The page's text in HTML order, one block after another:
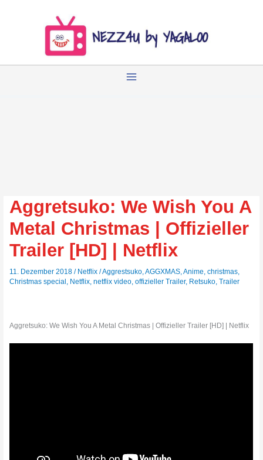
Aggretsuko: We Wish You A
Metal Christmas | Offizieller
Trailer [HD] | Netflix
11. Dezember 2018/ Netflix /Aggrestsuko ,AGGXMAS ,Anime ,christmas
Christmas special Netflix ,netflix video ,offizieller Trailer, Retsuko ,Trailer
Aggretsuko: We Wish You A Metal Christmas | Offizieller Trailer [HD] | Netflix